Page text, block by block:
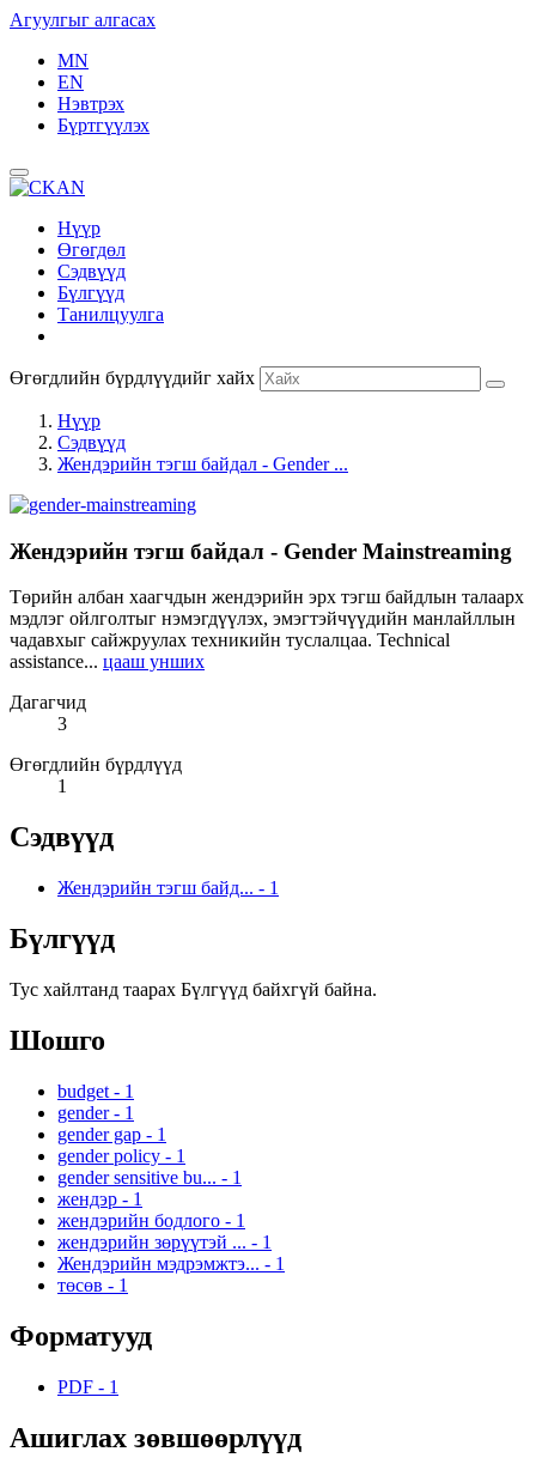
Агуулгыг алгасах
MN
EN
Нэвтрэх
Бүртгүүлэх
Нүүр
Өгөгдөл
Сэдвүүд
Бүлгүүд
Танилцуулга
Өгөгдлийн бүрдлүүдийг хайх
Нүүр
Сэдвүүд
Жендэрийн тэгш байдал - Gender ...
Жендэрийн тэгш байдал - Gender Mainstreaming
Төрийн албан хаагчдын жендэрийн эрх тэгш байдлын талаарх
мэдлэг ойлголтыг нэмэгдүүлэх, эмэгтэйчүүдийн манлайллын
чадавхыг сайжруулах техникийн туслалцаа. Technical
assistance... цааш унших
Дагагчид
3
Өгөгдлийн бүрдлүүд
1
Сэдвүүд
Жендэрийн тэгш байд... - 1
Бүлгүүд
Тус хайлтанд таарах Бүлгүүд байхгүй байна.
Шошго
budget - 1
gender - 1
gender gap - 1
gender policy - 1
gender sensitive bu... - 1
жендэр - 1
жендэрийн бодлого - 1
жендэрийн зөрүүтэй ... - 1
Жендэрийн мэдрэмжтэ... - 1
төсөв - 1
Форматууд
PDF - 1
Ашиглах зөвшөөрлүүд